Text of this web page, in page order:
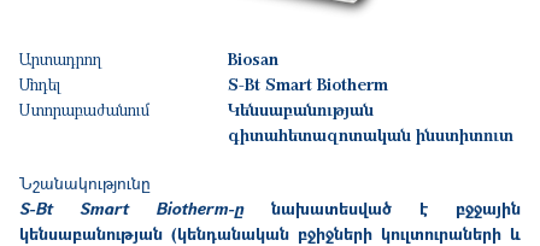
Արտադրող
Biosan
Մոդել
S-Bt Smart Biotherm
Ստորաբաժանում
Կենսաբանության
գիտահետազոտական ինստիտուտ
Նշանակությունը
S-Bt Smart Biotherm-ընախատեսված է բջջային
կենսաբանության (կենդանական բջիջների կուլտուրաների և